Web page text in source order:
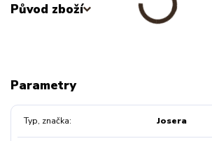
Původ zboží
Parametry
Typ, značka Josera